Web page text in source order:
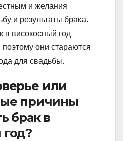
и желания
и результаты брака.
в високосный год
поэтому они стараются
для свадьбы.
или
причины
брак в